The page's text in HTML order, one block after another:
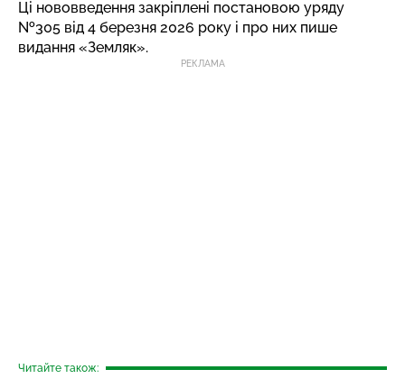
Ці нововведення закріплені постановою уряду
№305 від 4 березня 2026 року і про них пише
видання «Земляк».
РЕКЛАМА
Читайте також: